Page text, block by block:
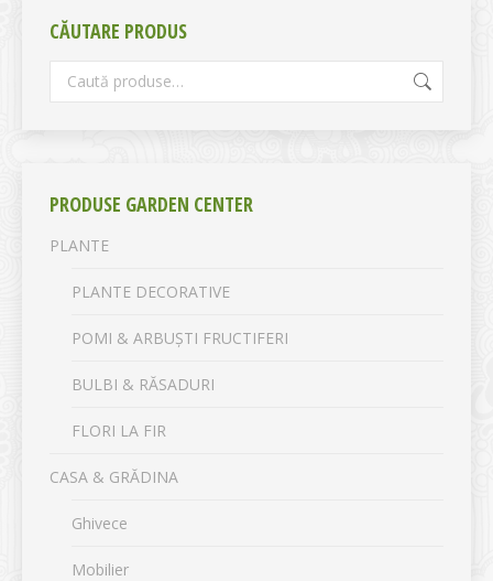
CĂUTARE PRODUS
PRODUSE GARDEN CENTER
PLANTE
PLANTE DECORATIVE
POMI & ARBUȘTI FRUCTIFERI
BULBI & RĂSADURI
FLORI LA FIR
CASA & GRĂDINA
Ghivece
Mobilier